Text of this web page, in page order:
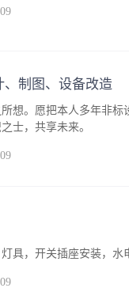
、制图、设备改造
想。愿把本人多年非
士，共享未来。
具，开关插座安装，水